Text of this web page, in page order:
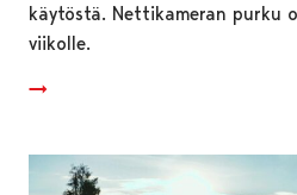
käytöstä. Nettikameran purku
viikolle.